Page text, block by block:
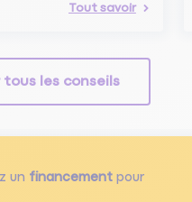
Tout savoir
tous les conseils
un financementpour